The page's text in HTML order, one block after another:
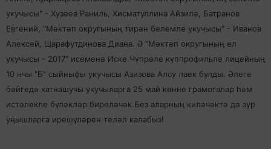
укучысы" - Хузеев Раниль, Хисматуллина Айзилә, Батранов
Евгений, "Мәктәп округының тирән белемле укучысы" - Иванов
Алексей, Шарафутдинова Диана. Ә "Мәктәп округының ел
укучысы - 2017" исеменә Иске Чүпрәле күппрофильле лицейның
10 нчы "Б" сыйныфы укучысы Азизова Алсу лаек булды. Әлеге
бәйгедә катнашучы укучыларга 25 май көнне грамоталар һәм
истәлекле бүләкләр биреләчәк.Без аларның киләчәктә дә зур
уңышларга ирешүләрен теләп калабыз!